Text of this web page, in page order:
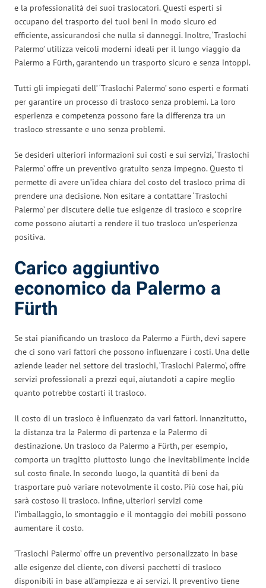
e la professionalità dei suoi traslocatori. Questi esperti si
occupano del trasporto dei tuoi beni in modo sicuro ed
efficiente, assicurandosi che nulla si danneggi. Inoltre, ‘Traslochi
Palermo’ utilizza veicoli moderni ideali per il lungo viaggio da
Palermo a Fürth, garantendo un trasporto sicuro e senza intoppi.
Tutti gli impiegati dell’ ‘Traslochi Palermo’ sono esperti e formati
per garantire un processo di trasloco senza problemi. La loro
esperienza e competenza possono fare la differenza tra un
trasloco stressante e uno senza problemi.
Se desideri ulteriori informazioni sui costi e sui servizi, ‘Traslochi
Palermo’ offre un preventivo gratuito senza impegno. Questo ti
permette di avere un’idea chiara del costo del trasloco prima di
prendere una decisione. Non esitare a contattare ‘Traslochi
Palermo’ per discutere delle tue esigenze di trasloco e scoprire
come possono aiutarti a rendere il tuo trasloco un’esperienza
positiva.
Carico aggiuntivo
economico da Palermo a
Fürth
Se stai pianificando un trasloco da Palermo a Fürth, devi sapere
che ci sono vari fattori che possono influenzare i costi. Una delle
aziende leader nel settore dei traslochi, ‘Traslochi Palermo’, offre
servizi professionali a prezzi equi, aiutandoti a capire meglio
quanto potrebbe costarti il trasloco.
Il costo di un trasloco è influenzato da vari fattori. Innanzitutto,
la distanza tra la Palermo di partenza e la Palermo di
destinazione. Un trasloco da Palermo a Fürth, per esempio,
comporta un tragitto piuttosto lungo che inevitabilmente incide
sul costo finale. In secondo luogo, la quantità di beni da
trasportare può variare notevolmente il costo. Più cose hai, più
sarà costoso il trasloco. Infine, ulteriori servizi come
l’imballaggio, lo smontaggio e il montaggio dei mobili possono
aumentare il costo.
‘Traslochi Palermo’ offre un preventivo personalizzato in base
alle esigenze del cliente, con diversi pacchetti di trasloco
disponibili in base all’ampiezza e ai servizi. Il preventivo tiene